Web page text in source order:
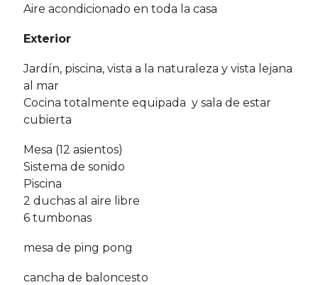
Aire acondicionado en toda la casa
Exterior
Jardín, piscina, vista a la naturaleza y vista lejana
al mar
Cocina totalmente equipada y sala de estar
cubierta
Mesa (12 asientos)
Sistema de sonido
Piscina
2 duchas al aire libre
6 tumbonas
mesa de ping pong
cancha de baloncesto